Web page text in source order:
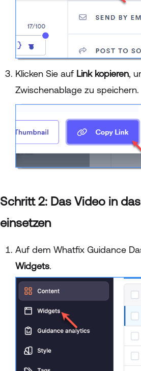
Klicken Sie auf Link kopieren,
Zwischenablage zu speichern.
Schritt 2: Das Video in
einsetzen
Auf dem Whatfix Guidance
Widgets.